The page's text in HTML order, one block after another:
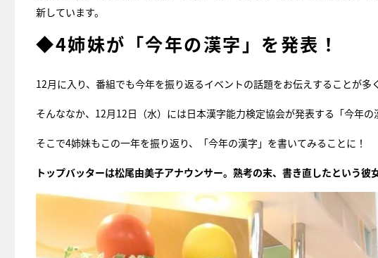
新しています。
◆4姉妹が「今年の漢字」を発表！
12月に入り、番組でも今年を振り返るイベントの話題をお伝えすることが多
そんななか、12月12日（水）には日本漢字能力検定協会が発表する「今年
そこで4姉妹もこの一年を振り返り、「今年の漢字」を書いてみることに！
トップバッターは松尾由美子アナウンサー。熟考の末、書き直したという彼